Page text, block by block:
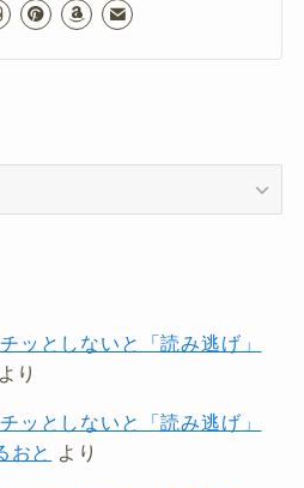
ッとしないと「読み逃げ」
より
ッとしないと「読み逃げ」
おと より